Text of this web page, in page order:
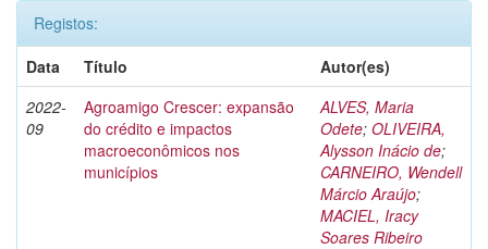
Registos:
Data
Título
Autor(es)
2022-
09
Agroamigo Crescer: expansão
do crédito e impactos
macroeconômicos nos
municípios
ALVES, Maria
Odete; OLIVEIRA,
Alysson Inácio de;
CARNEIRO, Wendell
Márcio Araújo;
MACIEL, Iracy
Soares Ribeiro